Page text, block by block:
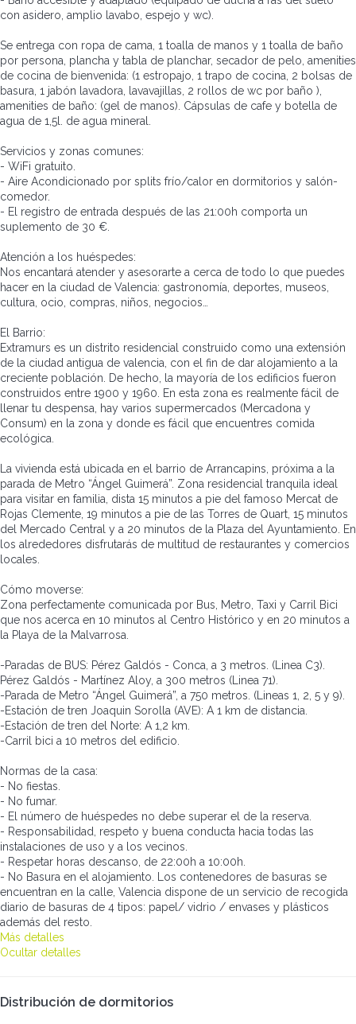
con asidero, amplio lavabo, espejo y wc).
Se entrega con ropa de cama, 1 toalla de manos y 1 toalla de baño
por persona, plancha y tabla de planchar, secador de pelo, amenities
de cocina de bienvenida: (1 estropajo, 1 trapo de cocina, 2 bolsas de
basura, 1 jabón lavadora, lavavajillas, 2 rollos de wc por baño ),
amenities de baño: (gel de manos). Cápsulas de cafe y botella de
agua de 1,5l. de agua mineral.
Servicios y zonas comunes:
- WiFi gratuito.
- Aire Acondicionado por splits frío/calor en dormitorios y salón-
comedor.
- El registro de entrada después de las 21:00h comporta un
suplemento de 30 €.
Atención a los huéspedes:
Nos encantará atender y asesorarte a cerca de todo lo que puedes
hacer en la ciudad de Valencia: gastronomía, deportes, museos,
cultura, ocio, compras, niños, negocios…
El Barrio:
Extramurs es un distrito residencial construido como una extensión
de la ciudad antigua de valencia, con el fin de dar alojamiento a la
creciente población. De hecho, la mayoría de los edificios fueron
construidos entre 1900 y 1960. En esta zona es realmente fácil de
llenar tu despensa, hay varios supermercados (Mercadona y
Consum) en la zona y donde es fácil que encuentres comida
ecológica.
La vivienda está ubicada en el barrio de Arrancapins, próxima a la
parada de Metro “Ángel Guimerá”. Zona residencial tranquila ideal
para visitar en familia, dista 15 minutos a pie del famoso Mercat de
Rojas Clemente, 19 minutos a pie de las Torres de Quart, 15 minutos
del Mercado Central y a 20 minutos de la Plaza del Ayuntamiento. En
los alrededores disfrutarás de multitud de restaurantes y comercios
locales.
Cómo moverse:
Zona perfectamente comunicada por Bus, Metro, Taxi y Carril Bici
que nos acerca en 10 minutos al Centro Histórico y en 20 minutos a
la Playa de la Malvarrosa.
-Paradas de BUS: Pérez Galdós - Conca, a 3 metros. (Linea C3).
Pérez Galdós - Martínez Aloy, a 300 metros (Linea 71).
-Parada de Metro “Ángel Guimerá”, a 750 metros. (Lineas 1, 2, 5 y 9).
-Estación de tren Joaquin Sorolla (AVE): A 1 km de distancia.
-Estación de tren del Norte: A 1,2 km.
-Carril bici a 10 metros del edificio.
Normas de la casa:
- No fiestas.
- No fumar.
- El número de huéspedes no debe superar el de la reserva.
- Responsabilidad, respeto y buena conducta hacia todas las
instalaciones de uso y a los vecinos.
- Respetar horas descanso, de 22:00h a 10:00h.
- No Basura en el alojamiento. Los contenedores de basuras se
encuentran en la calle, Valencia dispone de un servicio de recogida
diario de basuras de 4 tipos: papel/ vidrio / envases y plásticos
además del resto.
Más detalles
Ocultar detalles
Distribución de dormitorios